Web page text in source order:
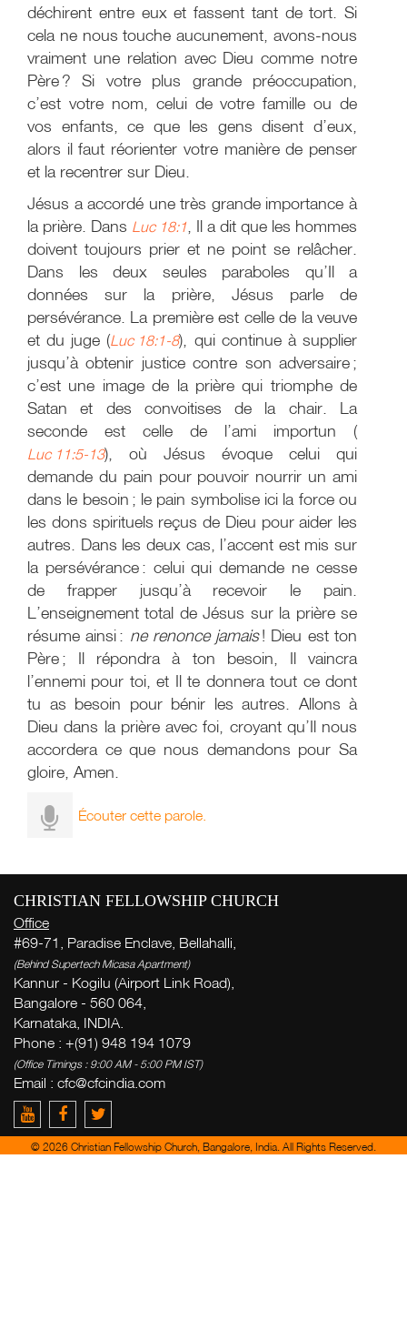
déchirent entre eux et fassent tant de tort. Si
cela ne nous touche aucunement, avons-nous
vraiment une relation avec Dieu comme notre
Père ? Si votre plus grande préoccupation,
c’est votre nom, celui de votre famille ou de
vos enfants, ce que les gens disent d’eux,
alors il faut réorienter votre manière de penser
et la recentrer sur Dieu.
Jésus a accordé une très grande importance à
la prière. Dans Luc 18:1 , Il a dit que les hommes
doivent toujours prier et ne point se relâcher.
Dans les deux seules paraboles qu’Il a
données sur la prière, Jésus parle de
persévérance. La première est celle de la veuve
et du juge (Luc 18:1-8), qui continue à supplier
jusqu’à obtenir justice contre son adversaire ;
c’est une image de la prière qui triomphe de
Satan et des convoitises de la chair. La
seconde est celle de l’ami importun (
Luc 11:5-13), où Jésus évoque celui qui
demande du pain pour pouvoir nourrir un ami
dans le besoin ; le pain symbolise ici la force ou
les dons spirituels reçus de Dieu pour aider les
autres. Dans les deux cas, l’accent est mis sur
la persévérance : celui qui demande ne cesse
de frapper jusqu’à recevoir le pain.
L’enseignement total de Jésus sur la prière se
résume ainsi : ne renonce jamais! Dieu est ton
Père ; Il répondra à ton besoin, Il vaincra
l’ennemi pour toi, et Il te donnera tout ce dont
tu as besoin pour bénir les autres. Allons à
Dieu dans la prière avec foi, croyant qu’Il nous
accordera ce que nous demandons pour Sa
gloire, Amen.
Écouter cette parole.
CHRISTIAN FELLOWSHIP CHURCH
Office
#69-71, Paradise Enclave, Bellahalli,
(Behind Supertech Micasa Apartment)
Kannur - Kogilu (Airport Link Road),
Bangalore - 560 064,
Karnataka, INDIA.
Phone : +(91) 948 194 1079
(Office Timings : 9:00 AM - 5:00 PM IST)
Email : cfc@cfcindia.com
© 2026 Christian Fellowship Church, Bangalore, India. All Rights Reserved.